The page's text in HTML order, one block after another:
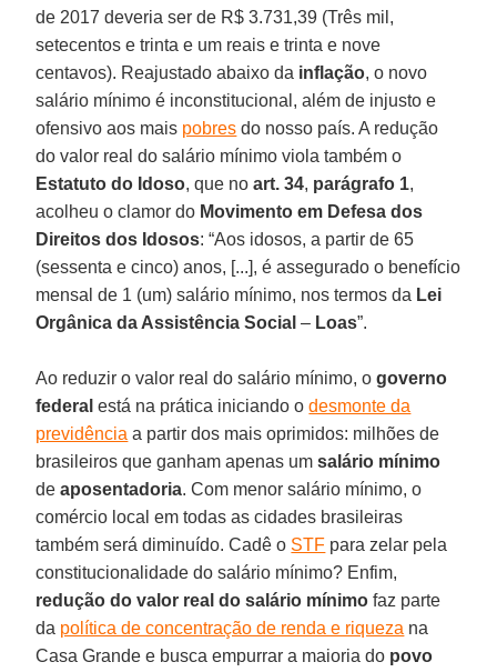
de 2017 deveria ser de R$ 3.731,39 (Três mil,
setecentos e trinta e um reais e trinta e nove
centavos). Reajustado abaixo da inflação, o novo
salário mínimo é inconstitucional, além de injusto e
ofensivo aos mais pobres do nosso país. A redução
do valor real do salário mínimo viola também o
Estatuto do Idoso, que noart. 34, parágrafo 1,
acolheu o clamor do Movimento em Defesa dos
Direitos dos Idosos: “Aos idosos, a partir de 65
(sessenta e cinco) anos, [...], é assegurado o benefício
mensal de 1 (um) salário mínimo, nos termos da Lei
Orgânica da Assistência Social – Loas”.
Ao reduzir o valor real do salário mínimo, ogoverno
federal está na prática iniciando odesmonte da
previdência a partir dos mais oprimidos: milhões de
brasileiros que ganham apenas umsalário mínimo
deaposentadoria. Com menor salário mínimo, o
comércio local em todas as cidades brasileiras
também será diminuído. Cadê o STF para zelar pela
constitucionalidade do salário mínimo? Enfim,
redução do valor real do salário mínimo faz parte
da política de concentração de renda e riqueza na
Casa Grande e busca empurrar a maioria do povo